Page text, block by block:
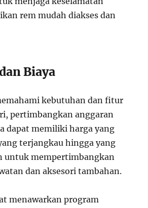
rem mudah diakses dan
Biaya
kebutuhan dan fitur
pertimbangkan anggaran
dapat memiliki harga yang
terjangkau hingga yang
untuk mempertimbangkan
dan aksesori tambahan.
menawarkan program